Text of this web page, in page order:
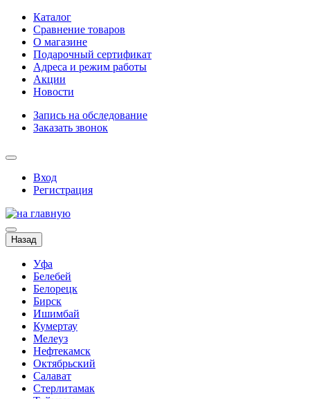
Каталог
Сравнение товаров
О магазине
Подарочный сертификат
Адреса и режим работы
Акции
Новости
Запись на обследование
Заказать звонок
Вход
Регистрация
Назад
Уфа
Белебей
Белорецк
Бирск
Ишимбай
Кумертау
Мелеуз
Нефтекамск
Октябрьский
Салават
Стерлитамак